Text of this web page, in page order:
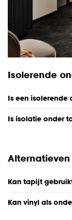
Isolerende
Is een
Is isolatie onder
Kan tapijt
Kan vinyl als